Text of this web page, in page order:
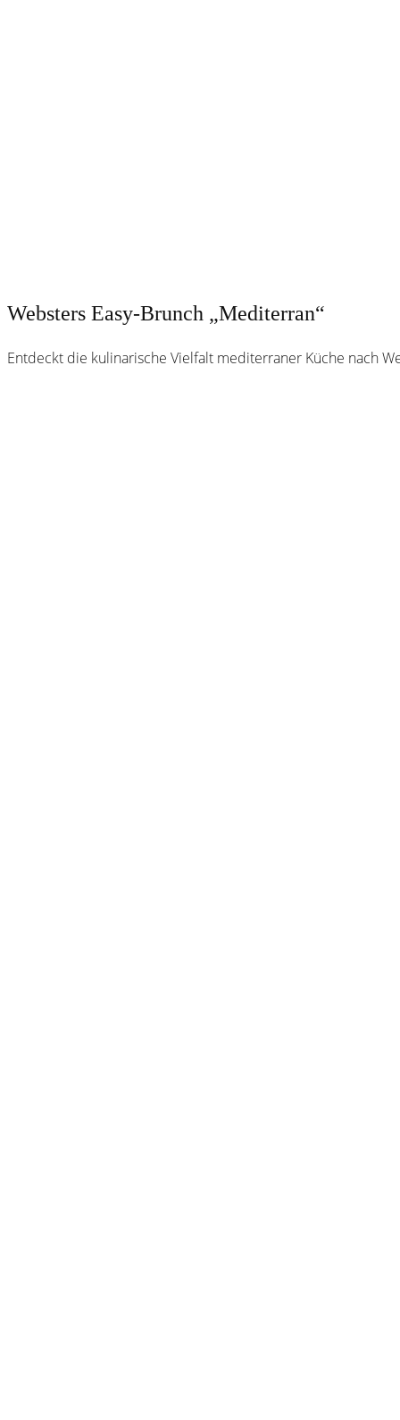
Websters Easy-Brunch „Mediterran“
Entdeckt die kulinarische Vielfalt mediterraner Küche nach